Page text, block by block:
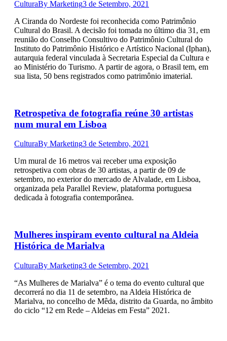
CulturaBy Marketing3 de Setembro, 2021
A Ciranda do Nordeste foi reconhecida como Patrimônio
Cultural do Brasil. A decisão foi tomada no último dia 31, em
reunião do Conselho Consultivo do Patrimônio Cultural do
Instituto do Patrimônio Histórico e Artístico Nacional (Iphan),
autarquia federal vinculada à Secretaria Especial da Cultura e
ao Ministério do Turismo. A partir de agora, o Brasil tem, em
sua lista, 50 bens registrados como patrimônio imaterial.
Retrospetiva de fotografia reúne 30 artistas
num mural em Lisboa
CulturaBy Marketing3 de Setembro, 2021
Um mural de 16 metros vai receber uma exposição
retrospetiva com obras de 30 artistas, a partir de 09 de
setembro, no exterior do mercado de Alvalade, em Lisboa,
organizada pela Parallel Review, plataforma portuguesa
dedicada à fotografia contemporânea.
Mulheres inspiram evento cultural na Aldeia
Histórica de Marialva
CulturaBy Marketing3 de Setembro, 2021
“As Mulheres de Marialva” é o tema do evento cultural que
decorrerá no dia 11 de setembro, na Aldeia Histórica de
Marialva, no concelho de Mêda, distrito da Guarda, no âmbito
do ciclo “12 em Rede – Aldeias em Festa” 2021.